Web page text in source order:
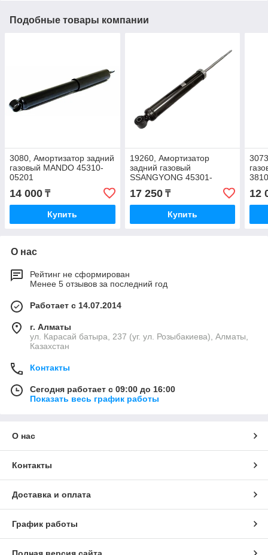
Подобные товары компании
3080, Амортизатор задний
газовый MANDO 45310-
05201
14 000 ₸
Купить
19260, Амортизатор
задний газовый
SSANGYONG 45301-
17 250₸
Купить
12
О нас
Рейтинг не сформирован
Менее 5 отзывов за последний год
Работает с 14.07.2014
г. Алматы
ул. Карасай батыра, 237 (уг. ул. Розыбакиева), Алматы,
Казахстан
Контакты
Сегодня работает с 09:00 до 16:00
Показать весь график работы
О нас
Контакты
Доставка и оплата
График работы